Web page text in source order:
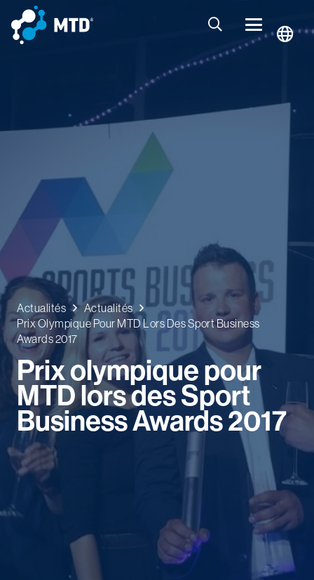
Actualités
Actualités
Prix Olympique Pour MTD Lors Des Sport Business
Awards 2017
Prix olympique pour
MTD lors des Sport
Business Awards 2017